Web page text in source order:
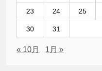
23 24 25
30 31
« 10月 1月 »